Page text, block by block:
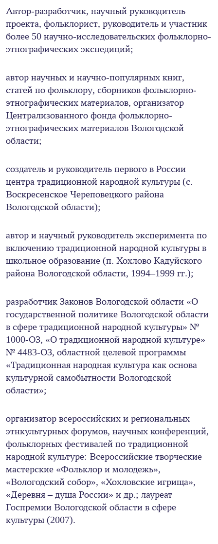
Автор-разработчик, научный руководитель
проекта, фольклорист, руководитель и участник
более 50 научно-исследовательских фольклорно-
этнографических экспедиций;
автор научных и научно-популярных книг,
статей по фольклору, сборников фольклорно-
этнографических материалов, организатор
Централизованного фонда фольклорно-
этнографических материалов Вологодской
области;
создатель и руководитель первого в России
центра традиционной народной культуры (с.
Воскресенское Череповецкого района
Вологодской области);
автор и научный руководитель эксперимента по
включению традиционной народной культуры в
школьное образование (п. Хохлово Кадуйского
района Вологодской области, 1994–1999 гг.);
разработчик Законов Вологодской области «О
государственной политике Вологодской области
в сфере традиционной народной культуры» №
1000-ОЗ, «О традиционной народной культуре»
№ 4483-ОЗ, областной целевой программы
«Традиционная народная культура как основа
культурной самобытности Вологодской
области»;
организатор всероссийских и региональных
этнкультурных форумов, научных конференций,
фольклорных фестивалей по традиционной
народной культуре: Всероссийские творческие
мастерские «Фольклор и молодежь»,
«Вологодский собор», «Хохловские игрища»,
«Деревня – душа России» и др.; лауреат
Госпремии Вологодской области в сфере
культуры (2007).